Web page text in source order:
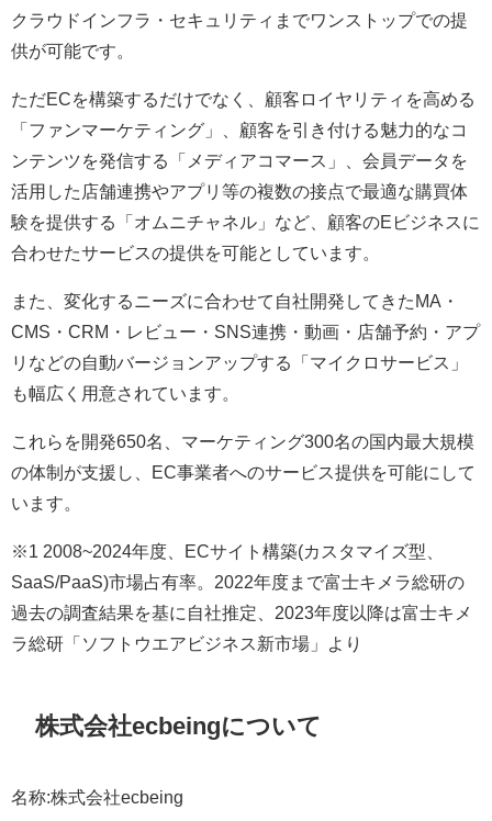
クラウドインフラ・セキュリティまでワンストップでの提
供が可能です。
ただECを構築するだけでなく、顧客ロイヤリティを高める
「ファンマーケティング」、顧客を引き付ける魅力的なコ
ンテンツを発信する「メディアコマース」、会員データを
活用した店舗連携やアプリ等の複数の接点で最適な購買体
験を提供する「オムニチャネル」など、顧客のEビジネスに
合わせたサービスの提供を可能としています。
また、変化するニーズに合わせて自社開発してきたMA・
CMS・CRM・レビュー・SNS連携・動画・店舗予約・アプ
リなどの自動バージョンアップする「マイクロサービス」
も幅広く用意されています。
これらを開発650名、マーケティング300名の国内最大規模
の体制が支援し、EC事業者へのサービス提供を可能にして
います。
※1 2008~2024年度、ECサイト構築(カスタマイズ型、
SaaS/PaaS)市場占有率。2022年度まで富士キメラ総研の
過去の調査結果を基に自社推定、2023年度以降は富士キメ
ラ総研「ソフトウエアビジネス新市場」より
株式会社ecbeingについて
名称:株式会社ecbeing